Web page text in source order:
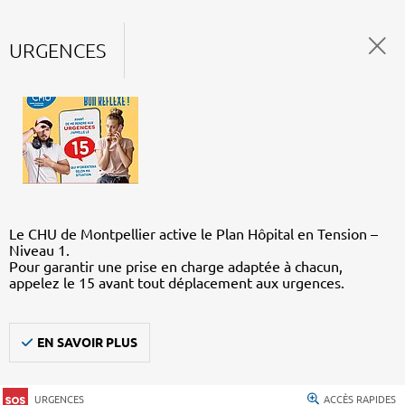
URGENCES
Le CHU de Montpellier active le Plan Hôpital en Tension –
Niveau 1.
Pour garantir une prise en charge adaptée à chacun,
appelez le 15 avant tout déplacement aux urgences.
EN SAVOIR PLUS
URGENCES ACCÈS RAPIDES